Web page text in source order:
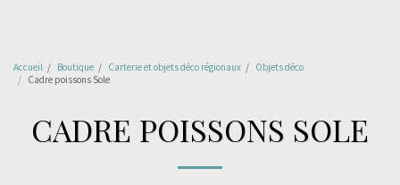
Accueil Boutique Carterie et objets déco régionaux
Objets déco
Cadre poissons Sole
CADRE POISSONS SOLE